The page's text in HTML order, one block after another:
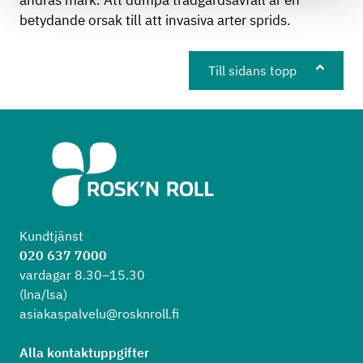
betydande orsak till att invasiva arter sprids.
Till sidans topp
Kundtjänst
020 637 7000
vardagar 8.30–15.30
(lna/lsa)
asiakaspalvelu@rosknroll.fi
Alla kontaktuppgifter